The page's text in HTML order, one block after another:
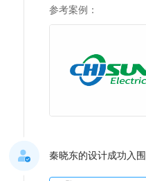
参考案例 ：
秦晓东的设计成功入围